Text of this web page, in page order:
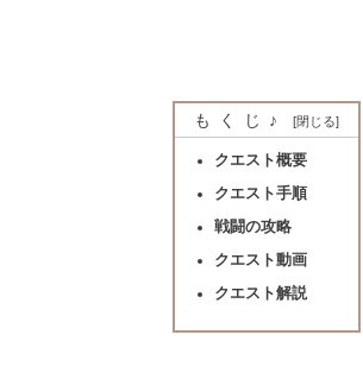
もくじ♪
クエスト概要
クエスト手順
戦闘の攻略
クエスト動画
クエスト解説